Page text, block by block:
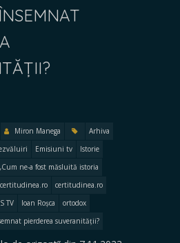
Miron Manega
Arhiva
Emisiuni tv
Istorie
ne-a fost măsluită istoria
certitudinea.ro
certitudinea.ro
TV Ioan Roșca
ortodox
pierderea suveranității?